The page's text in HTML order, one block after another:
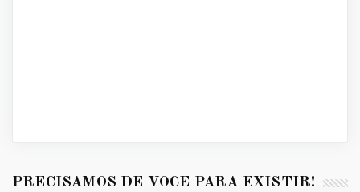
PRECISAMOS DE VOCÊ PARA EXISTIR!